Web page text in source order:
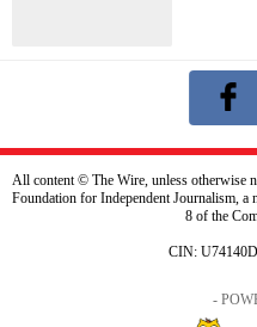
All content © The Wire, unless otherwise
Foundation for Independent Journalism,
8 of the
CIN:
-